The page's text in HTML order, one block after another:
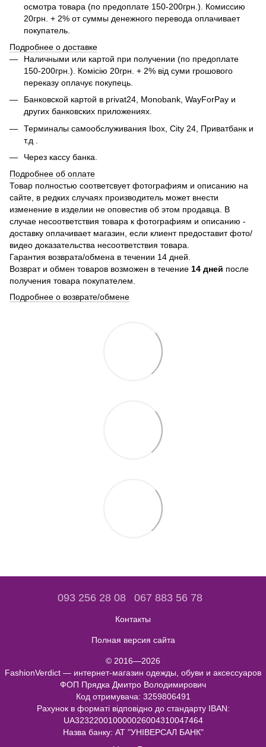
осмотра товара (по предоплате 150-200грн.). Комиссию
20грн. + 2% от суммы денежного перевода оплачивает
покупатель.
Подробнее о доставке
Наличными или картой при получении (по предоплате
150-200грн.). Комісію 20грн. + 2% від суми грошового
переказу оплачує покупець.
Банковской картой в privat24, Monobank, WayForPay и
других банковских приложениях.
Терминалы самообслуживания Ibox, City 24, Приватбанк и
т.д .
Через кассу банка.
Подробнее об оплате
Товар полностью соответсвует фотографиям и описанию на
сайте, в редких случаях производитель может внести
изменение в изделии не оповестив об этом продавца. В
случае несоответствия товара к фотографиям и описанию -
доставку оплачивает магазин, если клиент предоставит фото/
видео доказательства несоответствия товара.
Гарантия возврата/обмена в течении 14 дней.
Возврат и обмен товаров возможен в течение 14 дней после
получения товара покупателем.
Подробнее о возврате/обмене
093 256 28 08 067 883 56 78
Контакты
Полная версия сайта
© 2016—2026
FashionVerdict — интернет-магазин одежды, обуви и аксессуаров
ФОП Прядка Дмитро Володимирович
Код отримувача: 3259806491
Рахунок в форматі відповідно до стандарту IBAN:
UA323220010000026004310047464
Назва банку: АТ "УНІВЕРСАЛ БАНК"